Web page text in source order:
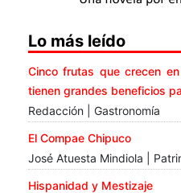
Lo más leído
Cinco frutas que crecen
tienen grandes beneficios
Redacción | Gastronomía
El Compae Chipuco
José Atuesta Mindiola |
Hispanidad y Mestizaje